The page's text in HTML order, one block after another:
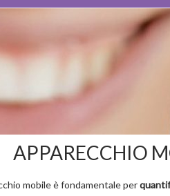
APPARECCHIO
mobile è fondamentale per